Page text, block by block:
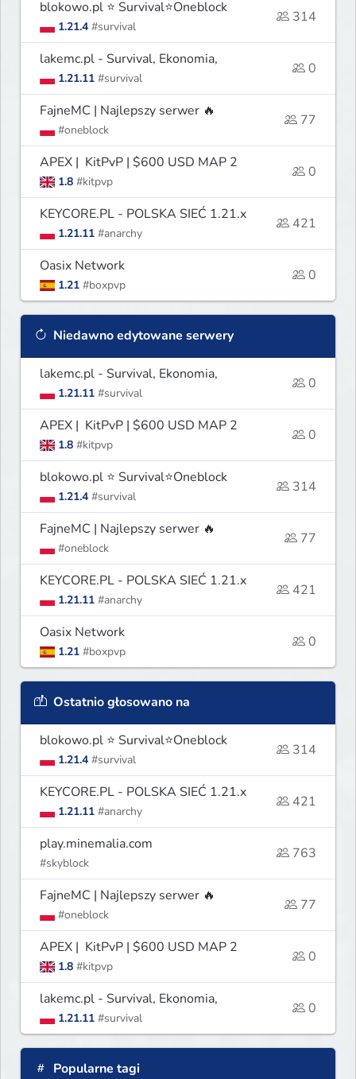
blokowo.pl ⭐ Survival⭐Oneblock
1.21.4 #survival
314
lakemc.pl - Survival, Ekonomia,
1.21.11 #survival
0
FajneMC | Najlepszy serwer 🔥
#oneblock
77
APEX | KitPvP | $600 USD MAP 2
1.8 #kitpvp
0
KEYCORE.PL - POLSKA SIEĆ 1.21.x
1.21.11 #anarchy
421
Oasix Network
1.21 #boxpvp
0
Niedawno edytowane serwery
lakemc.pl - Survival, Ekonomia,
1.21.11 #survival
0
APEX | KitPvP | $600 USD MAP 2
1.8 #kitpvp
0
blokowo.pl ⭐ Survival⭐Oneblock
1.21.4 #survival
314
FajneMC | Najlepszy serwer 🔥
#oneblock
77
KEYCORE.PL - POLSKA SIEĆ 1.21.x
1.21.11 #anarchy
421
Oasix Network
1.21 #boxpvp
0
Ostatnio głosowano na
blokowo.pl ⭐ Survival⭐Oneblock
1.21.4 #survival
314
KEYCORE.PL - POLSKA SIEĆ 1.21.x
1.21.11 #anarchy
421
play.minemalia.com
#skyblock
763
FajneMC | Najlepszy serwer 🔥
#oneblock
77
APEX | KitPvP | $600 USD MAP 2
1.8 #kitpvp
0
lakemc.pl - Survival, Ekonomia,
1.21.11 #survival
0
Popularne tagi